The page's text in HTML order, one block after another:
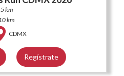
5 km
km
CDMX
Regístrate